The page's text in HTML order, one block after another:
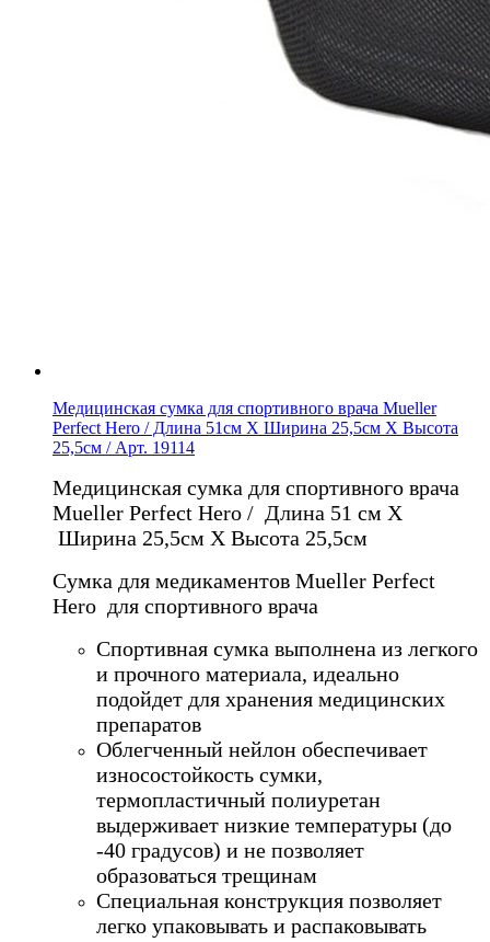
Медицинская сумка для спортивного врача Mueller
Perfect Hero / Длина 51см X Ширина 25,5см X Высота
25,5см / Арт. 19114
Медицинская сумка для спортивного врача
Mueller Perfect Hero / Длина 51 см X
Ширина 25,5см X Высота 25,5см
Сумка для медикаментов Mueller Perfect
Hero для спортивного врача
Спортивная сумка выполнена из легкого
и прочного материала, идеально
подойдет для хранения медицинских
препаратов
Облегченный нейлон обеспечивает
износостойкость сумки,
термопластичный полиуретан
выдерживает низкие температуры (до
-40 градусов) и не позволяет
образоваться трещинам
Специальная конструкция позволяет
легко упаковывать и распаковывать